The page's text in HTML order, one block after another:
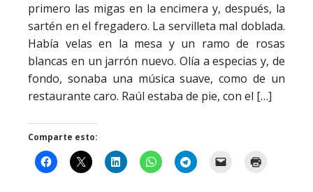
primero las migas en la encimera y, después, la
sartén en el fregadero. La servilleta mal doblada.
Había velas en la mesa y un ramo de rosas
blancas en un jarrón nuevo. Olía a especias y, de
fondo, sonaba una música suave, como de un
restaurante caro. Raúl estaba de pie, con el […]
Comparte esto: